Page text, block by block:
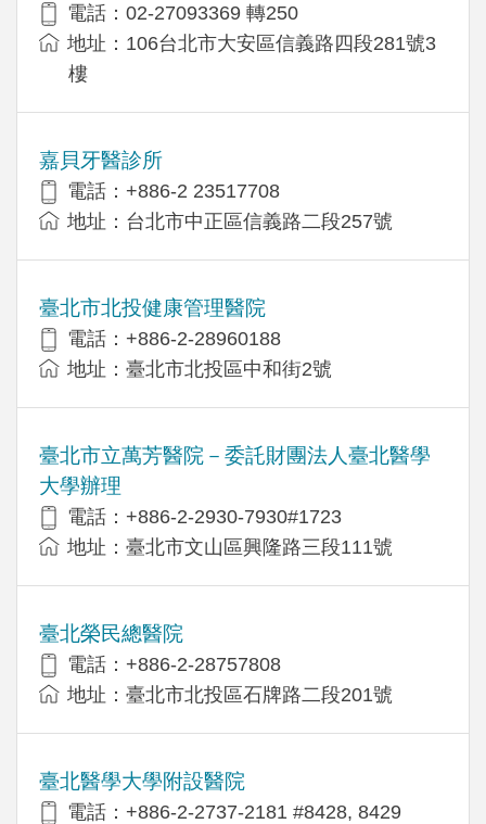
電話：02-27093369 轉250
地址：106台北市大安區信義路四段281號3
樓
嘉貝牙醫診所
電話：+886-2 23517708
地址：台北市中正區信義路二段257號
臺北市北投健康管理醫院
電話：+886-2-28960188
地址：臺北市北投區中和街2號
臺北市立萬芳醫院－委託財團法人臺北醫學
大學辦理
電話：+886-2-2930-7930#1723
地址：臺北市文山區興隆路三段111號
臺北榮民總醫院
電話：+886-2-28757808
地址：臺北市北投區石牌路二段201號
臺北醫學大學附設醫院
電話：+886-2-2737-2181 #8428, 8429